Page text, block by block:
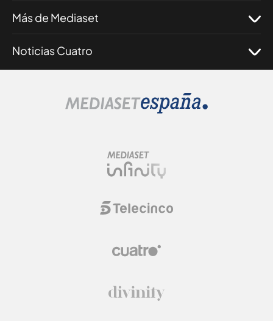
Más de Mediaset
Noticias Cuatro